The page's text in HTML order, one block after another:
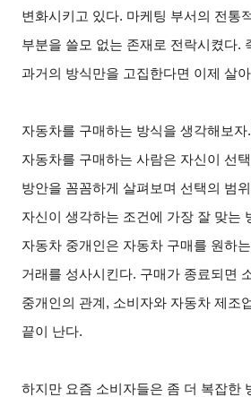
변화시키고 있다. 마케팅 부서의 전통
부분을 쓸모 없는 존재로 전락시켰다.
과거의 방식만을 고집한다면 이제 살
자동차를 구매하는 방식을 생각해보자
자동차를 구매하는 사람은 자신이 선
방안을 꼼꼼하게 살펴보며 선택의 범
자신이 생각하는 조건에 가장 잘 맞는
자동차 중개인은 자동차 구매를 원하
거래를 성사시킨다. 구매가 종료되면
중개인의 관계, 소비자와 자동차 제조
끝이 난다.
하지만 요즘 소비자들은 좀 더 복잡한